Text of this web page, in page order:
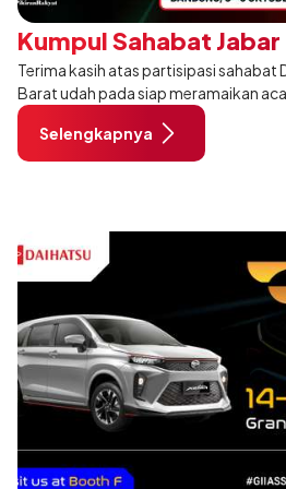
Kumpul Sahabat Jabar
Terima kasih atas partisipasi sahabat
Barat udah pada siap meramaikan
Sahabat Jabar? Ayo datang dan
Kumpul Sahabat Jabar" yang b
Selengkapnya